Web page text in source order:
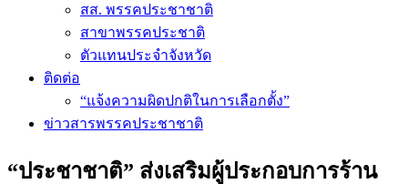
สส. พรรคประชาชาติ
สาขาพรรคประชาติ
ตัวแทนประจำจังหวัด
ติดต่อ
“แจ้งความผิดปกติในการเลือกตั้ง”
ข่าวสารพรรคประชาชาติ
“ประชาชาติ” ส่งเสริมผู้ประกอบการร้าน